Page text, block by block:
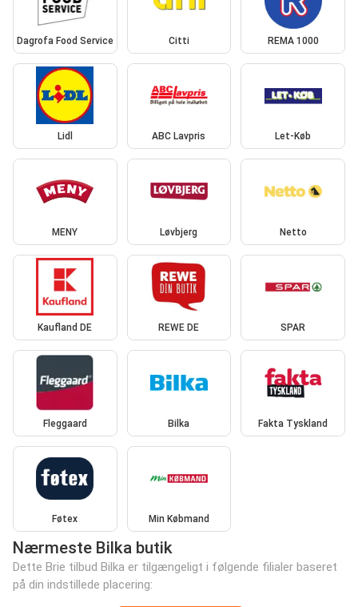
Dagrofa Food Service Citti REMA 1000
Lidl ABC Lavpris Let-Køb
MENY Løvbjerg Netto
Kaufland DE REWE DE SPAR
Fleggaard Bilka Fakta Tyskland
Føtex Min Købmand
Nærmeste Bilka butik
Dette Brie tilbud Bilka er tilgængeligt i følgende filialer baseret
på din indstillede placering: